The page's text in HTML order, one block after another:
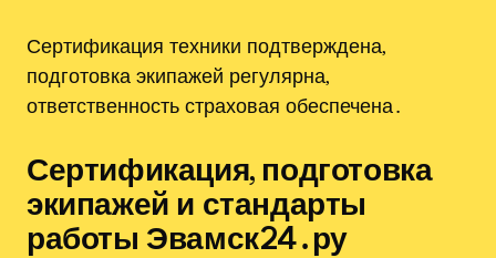
Сертификация техники подтверждена,
подготовка экипажей регулярна,
ответственность страховая обеспечена․
Сертификация, подготовка
экипажей и стандарты
работы Эвамск24․ру